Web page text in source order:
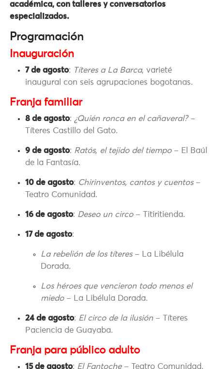
académica, con talleres y conversatorios
especializados.
Programación
Inauguración
7 de agosto: Títeres a La Barca, varieté
inaugural con seis agrupaciones bogotanas.
Franja familiar
8 de agosto: ¿Quién ronca en el cañaveral?–
Títeres Castillo del Gato.
9 de agosto: Ratós, el tejido del tiempo– El Baúl
de la Fantasía.
10 de agosto: Chirinventos, cantos y cuentos–
Teatro Comunidad.
16 de agosto: Deseo un circo– Titiritienda.
17 de agosto:
La rebelión de los títeres– La Libélula
Dorada.
Los héroes que vencieron todo menos el
miedo– La Libélula Dorada.
24 de agosto: El circo de la ilusión – Títeres
Paciencia de Guayaba.
Franja para público adulto
15 de agosto: El Fantoche– Teatro Comunidad.